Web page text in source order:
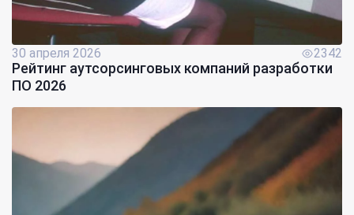
30 апреля 2026 2342
Рейтинг аутсорсинговых компаний разработки
ПО 2026